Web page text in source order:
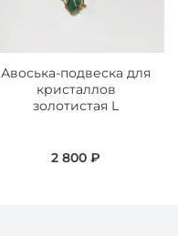
Авоська-подвеска для
кристаллов
золотистая L
2 800 ₽